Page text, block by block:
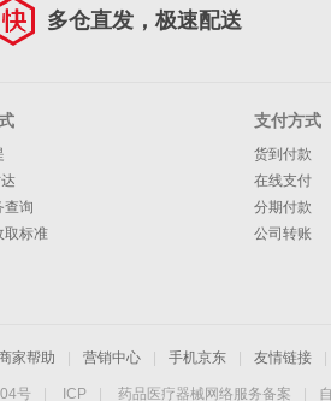
多仓直发，极速配送
查询
取标准
支付方式
货到付款
在线支付
分期付款
公司转账
家帮助 营销中心 手机京东 友情链接
号 ICP 药品医疗器械网络服务备案